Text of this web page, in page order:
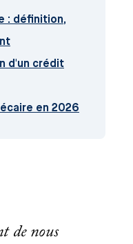
: définition,
d'un crédit
en 2026
de nous